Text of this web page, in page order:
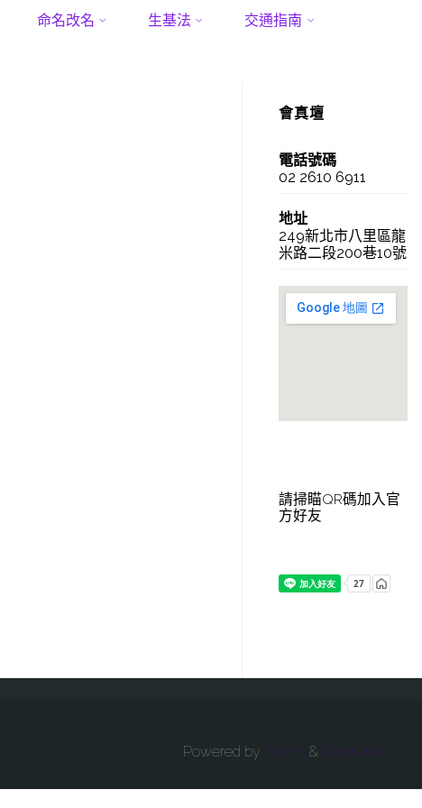
命名改名 生基法 交通指南
會真壇
電話號碼
02 2610 6911
地址
249新北市八里區龍
米路二段200巷10號
請掃瞄QR碼加入官
方好友
Powered by Anima & WordPress.